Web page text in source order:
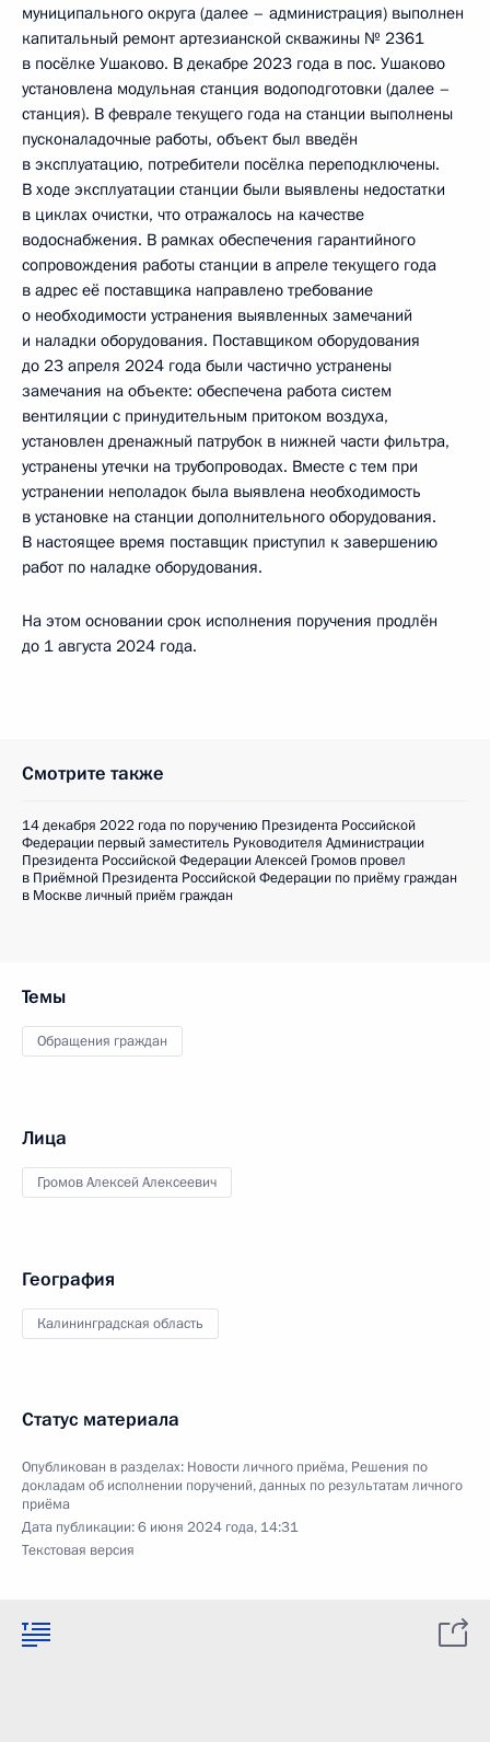
муниципального округа (далее – администрация) выполнен
капитальный ремонт артезианской скважины № 2361
в посёлке Ушаково. В декабре 2023 года в пос. Ушаково
установлена модульная станция водоподготовки (далее –
станция). В феврале текущего года на станции выполнены
пусконаладочные работы, объект был введён
в эксплуатацию, потребители посёлка переподключены.
В ходе эксплуатации станции были выявлены недостатки
в циклах очистки, что отражалось на качестве
водоснабжения. В рамках обеспечения гарантийного
сопровождения работы станции в апреле текущего года
в адрес её поставщика направлено требование
о необходимости устранения выявленных замечаний
и наладки оборудования. Поставщиком оборудования
до 23 апреля 2024 года были частично устранены
замечания на объекте: обеспечена работа систем
вентиляции с принудительным притоком воздуха,
установлен дренажный патрубок в нижней части фильтра,
устранены утечки на трубопроводах. Вместе с тем при
устранении неполадок была выявлена необходимость
в установке на станции дополнительного оборудования.
В настоящее время поставщик приступил к завершению
работ по наладке оборудования.
На этом основании срок исполнения поручения продлён
до 1 августа 2024 года.
Смотрите также
14 декабря 2022 года по поручению Президента Российской
Федерации первый заместитель Руководителя Администрации
Президента Российской Федерации Алексей Громов провел
в Приёмной Президента Российской Федерации по приёму граждан
в Москве личный приём граждан
Темы
Обращения граждан
Лица
Громов Алексей Алексеевич
География
Калининградская область
Статус материала
Опубликован в разделах: Новости личного приёма, Решения по
докладам об исполнении поручений, данных по результатам личного
приёма
Дата публикации:6 июня 2024 года, 14:31
Текстовая версия